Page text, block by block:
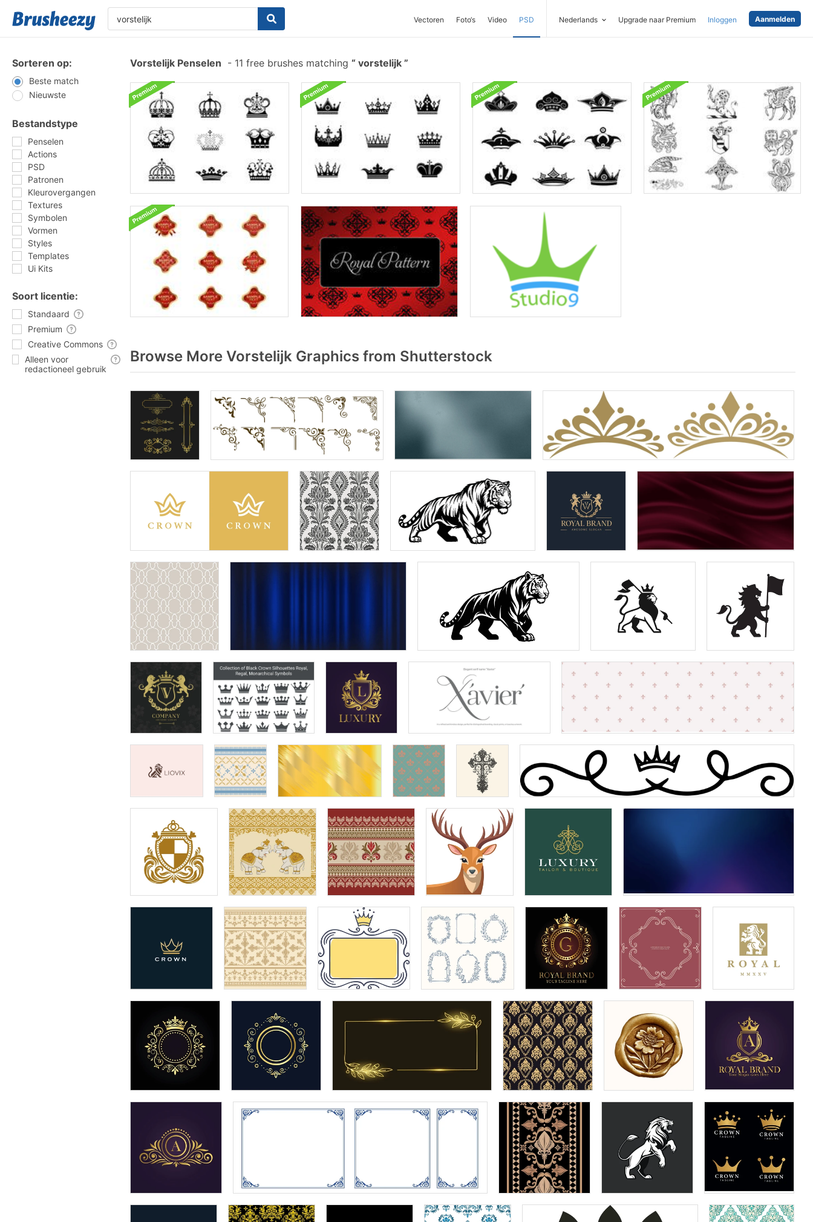
Vectoren Foto‘s Video PSD Nederlands Upgrade naar Premium Inloggen Aanmelden
Sorteren op:
Beste match
Nieuwste
Bestandstype
Penselen
Actions
PSD
Patronen
Kleurovergangen
Textures
Symbolen
Vormen
Styles
Templates
Ui Kits
Soort licentie:
Standaard
Premium
Creative Commons
Alleen voor
redactioneel gebruik
Vorstelijk Penselen - 11 free brushes matching vorstelijk
Browse More Vorstelijk Graphics from Shutterstock